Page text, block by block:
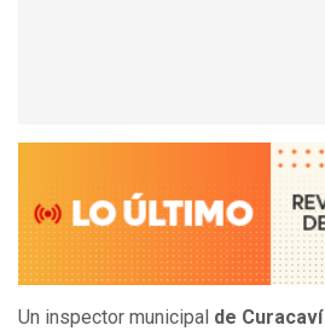
Un inspector municipal de Curacaví